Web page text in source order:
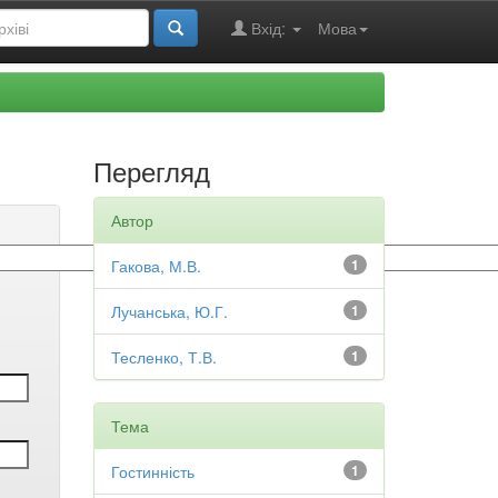
Мова
Вхід:
Перегляд
Автор
1
Гакова, М.В.
1
Лучанська, Ю.Г.
1
Тесленко, Т.В.
Тема
1
Гостинність